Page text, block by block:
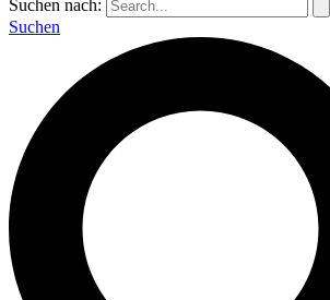
Suchen nach:
Suchen